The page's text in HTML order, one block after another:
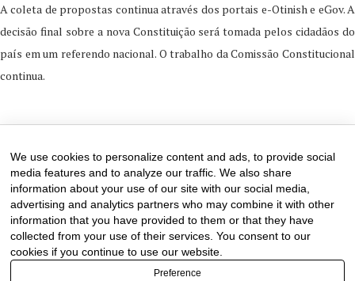
A coleta de propostas continua através dos portais e-Otinish e eGov. A
decisão final sobre a nova Constituição será tomada pelos cidadãos do
país em um referendo nacional. O trabalho da Comissão Constitucional
continua.
We use cookies to personalize content and ads, to provide social
media features and to analyze our traffic. We also share
information about your use of our site with our social media,
advertising and analytics partners who may combine it with other
information that you have provided to them or that they have
collected from your use of their services. You consent to our
cookies if you continue to use our website.
Preference